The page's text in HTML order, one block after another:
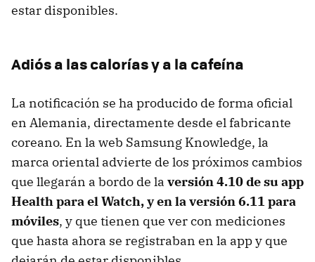
estar disponibles.
Adiós a las calorías y a la cafeína
La notificación se ha producido de forma oficial
en Alemania, directamente desde el fabricante
coreano. En la web Samsung Knowledge, la
marca oriental advierte de los próximos cambios
que llegarán a bordo de la versión 4.10 de su app
Health para el Watch, y en la versión 6.11 para
móviles, y que tienen que ver con mediciones
que hasta ahora se registraban en la app y que